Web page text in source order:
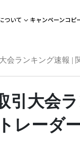
ついて キャンペーンコピ
会ランキング速報
引大会
レーダ